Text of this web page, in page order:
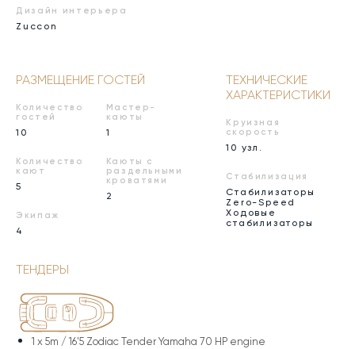
Дизайн интерьера
Zuccon
РАЗМЕЩЕНИЕ ГОСТЕЙ
Количество
гостей
10
Количество
кают
5
Экипаж
4
Мастер-
каюты
1
Каюты с
раздельными
кроватями
2
ТЕХНИЧЕСКИЕ
ХАРАКТЕРИСТИКИ
Круизная
скорость
10 узл.
Стабилизация
Стабилизаторы
Zero-Speed
Ходовые
стабилизаторы
ТЕНДЕРЫ
1 x 5m / 16'5 Zodiac Tender Yamaha 70 HP engine